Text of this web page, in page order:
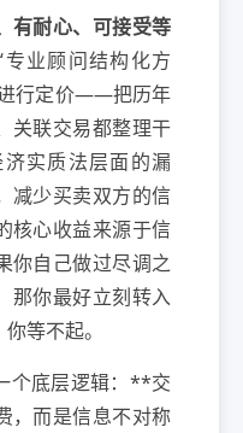
有耐心、可接受等
专业顾问结构化方
行定价——把历年
关联交易都整理干
实质法层面的漏
减少买卖双方的信
核心收益来源于信
你自己做过尽调之
那你最好立刻转入
等不起。
个底层逻辑：**交
，而是信息不对称